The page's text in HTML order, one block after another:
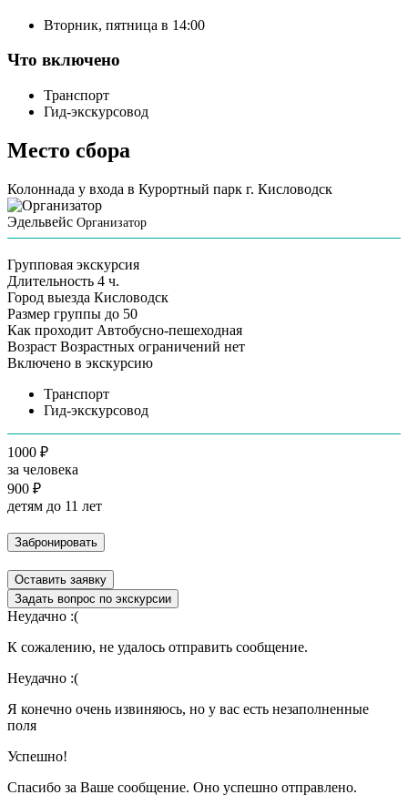
Вторник, пятница в 14:00
Что включено
Транспорт
Гид-экскурсовод
Место сбора
Колоннада у входа в Курортный парк г. Кисловодск
Эдельвейс Организатор
Групповая экскурсия
Длительность 4 ч.
Город выезда Кисловодск
Размер группы до 50
Как проходит Автобусно-пешеходная
Возраст Возрастных ограничений нет
Включено в экскурсию
Транспорт
Гид-экскурсовод
1000 ₽
за человека
900 ₽
детям до 11 лет
Забронировать
Оставить заявку
Задать вопрос по экскурсии
Неудачно :(
К сожалению, не удалось отправить сообщение.
Неудачно :(
Я конечно очень извиняюсь, но у вас есть незаполненные
поля
Успешно!
Спасибо за Ваше сообщение. Оно успешно отправлено.